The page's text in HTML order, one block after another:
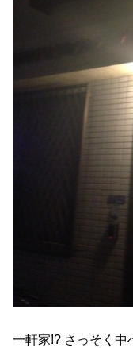
一軒家!? さっそく